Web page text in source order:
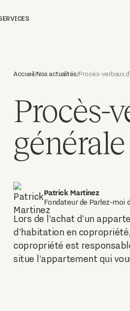
Accueil/Nos actualités/Procès-verbaux
Procès-
Patrick Martinez
Fondateur de Parlez-moi
Lors de l’achat d’un
d’habitation en
copropriété est
situe l’appartement qui